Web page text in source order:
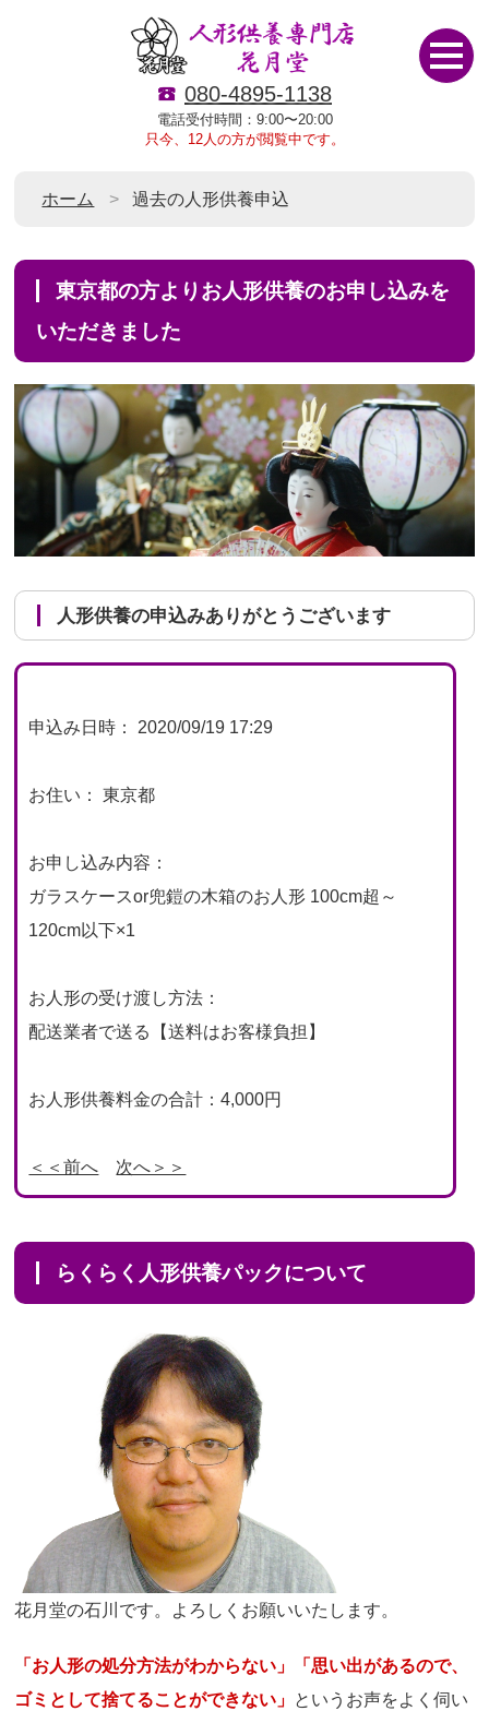
080-4895-1138
電話受付時間：9:00〜20:00
只今、12人の方が閲覧中です。
ホーム 過去の人形供養申込
東京都の方よりお人形供養のお申し込みを
いただきました
人形供養の申込みありがとうございます
申込み日時： 2020/09/19 17:29
お住い： 東京都
お申し込み内容：
ガラスケースor兜鎧の木箱のお人形 100cm超～
120cm以下×1
お人形の受け渡し方法：
配送業者で送る【送料はお客様負担】
お人形供養料金の合計：4,000円
＜＜前へ 次へ＞＞
らくらく人形供養パックについて
花月堂の石川です。よろしくお願いいたします。
「お人形の処分方法がわからない」「思い出があるので、
ゴミとして捨てることができない」 というお声をよく伺い